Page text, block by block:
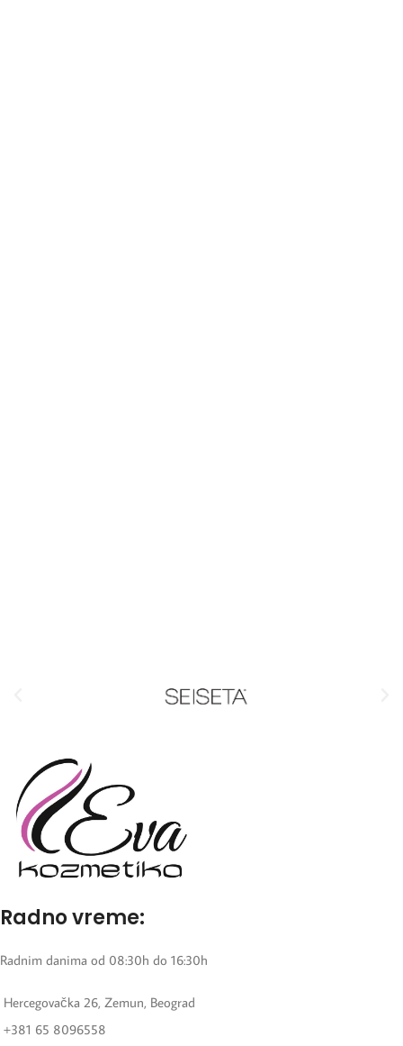
Radno vreme:
Radnim danima od 08:30h do 16:30h
Hercegovačka 26, Zemun, Beograd
+381 65 8096558